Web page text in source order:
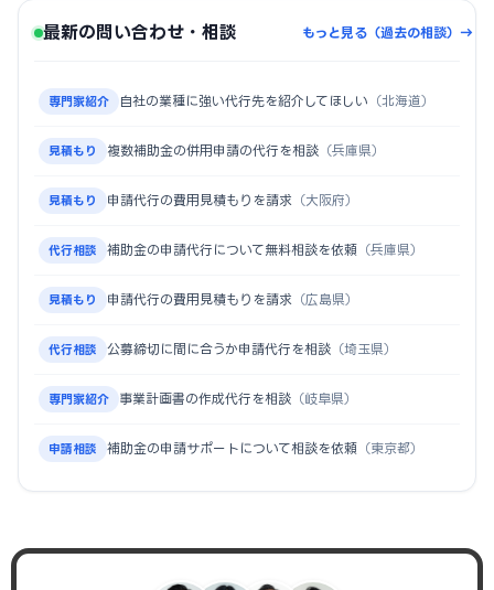
最新の問い合わせ・相談 もっと見る（過去の相談）→
専門家紹介 自社の業種に強い代行先を紹介してほしい （北海道）
見積もり 複数補助金の併用申請の代行を相談 （兵庫県）
見積もり 申請代行の費用見積もりを請求 （大阪府）
代行相談 補助金の申請代行について無料相談を依頼 （兵庫県）
見積もり 申請代行の費用見積もりを請求 （広島県）
代行相談 公募締切に間に合うか申請代行を相談 （埼玉県）
専門家紹介 事業計画書の作成代行を相談 （岐阜県）
申請相談 補助金の申請サポートについて相談を依頼 （東京都）